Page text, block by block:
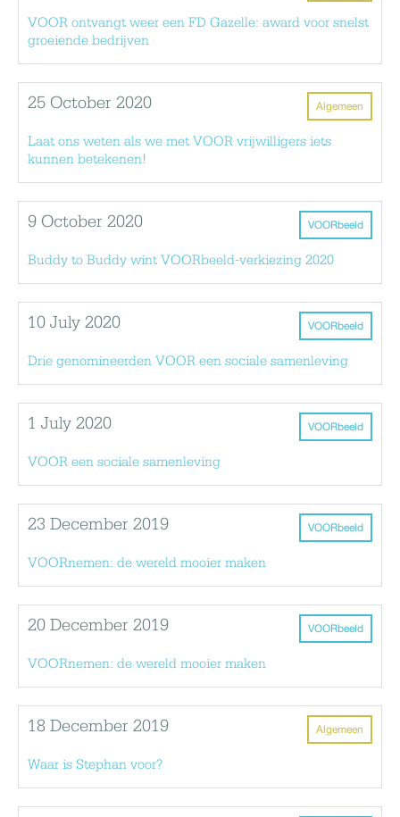
VOOR ontvangt weer een FD Gazelle: award voor snelst
groeiende bedrijven
Algemeen
25 October 2020
Laat ons weten als we met VOOR vrijwilligers iets
kunnen betekenen!
VOORbeeld
9 October 2020
Buddy to Buddy wint VOORbeeld-verkiezing 2020
VOORbeeld
10 July 2020
Drie genomineerden VOOR een sociale samenleving
VOORbeeld
1 July 2020
VOOR een sociale samenleving
VOORbeeld
23 December 2019
VOORnemen: de wereld mooier maken
VOORbeeld
20 December 2019
VOORnemen: de wereld mooier maken
Algemeen
18 December 2019
Waar is Stephan voor?